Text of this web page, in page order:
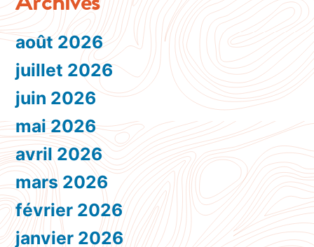
août 2026
juillet 2026
juin 2026
mai 2026
avril 2026
mars 2026
février 2026
janvier 2026